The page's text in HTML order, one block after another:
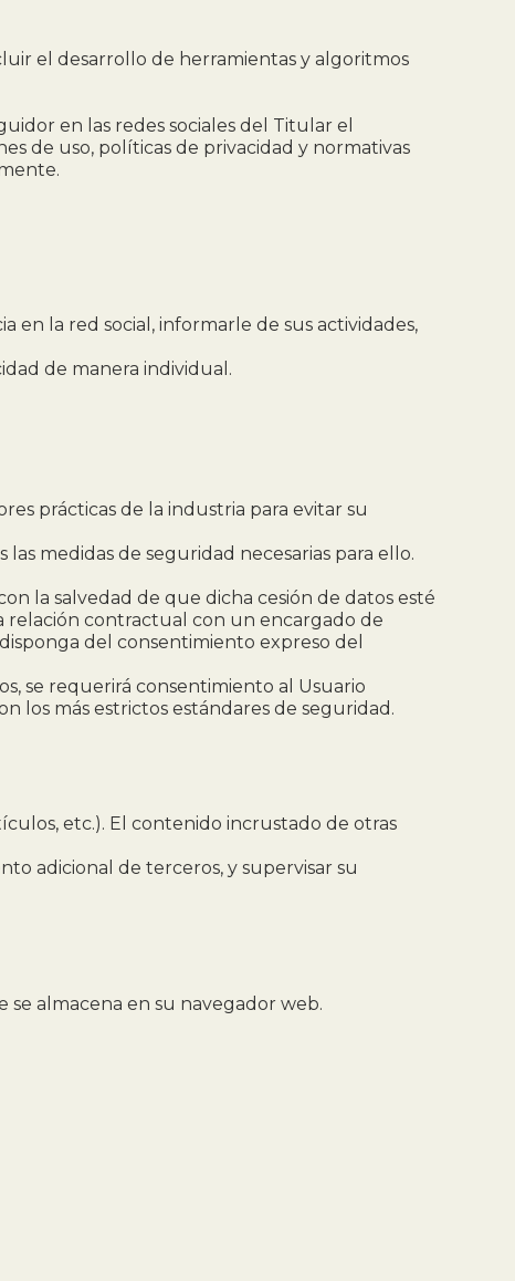
el desarrollo de herramientas y algoritmos
en las redes sociales del Titular el
de uso, políticas de privacidad y normativas
en la red social, informarle de sus actividades,
de manera individual.
prácticas de la industria para evitar su
medidas de seguridad necesarias para ello.
la salvedad de que dicha cesión de datos esté
relación contractual con un encargado de
del consentimiento expreso del
se requerirá consentimiento al Usuario
los más estrictos estándares de seguridad.
etc.). El contenido incrustado de otras
adicional de terceros, y supervisar su
almacena en su navegador web.